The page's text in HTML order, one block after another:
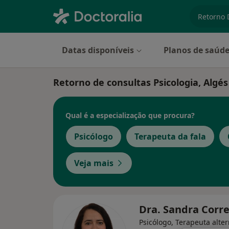
Datas disponíveis Planos de saúde
Retorno de consultas Psicologia, Algés
Qual é a especialização que procura?
Psicólogo Terapeuta da fala
Veja mais
Dra. Sandra
Psicólogo, Terapeuta